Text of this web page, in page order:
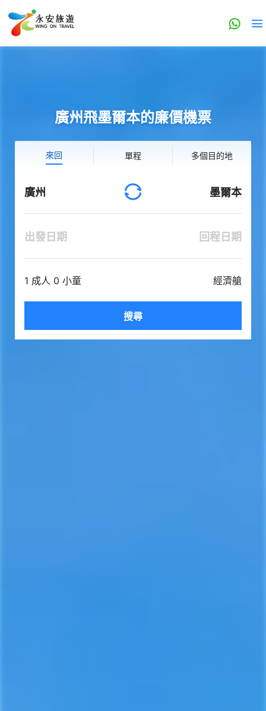
廣州飛墨爾本的廉價機票
來回 單程 多個目的地
廣州 墨爾本
出發日期 回程日期
1 成人 0 小童 經濟艙
搜尋